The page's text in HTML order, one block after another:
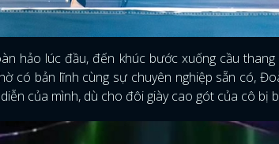
hảo lúc đầu, đến khúc bước xuống cầu
có bản lĩnh cùng sự chuyên nghiệp sẵn có,
của mình, dù cho đôi giày cao gót của cô bị